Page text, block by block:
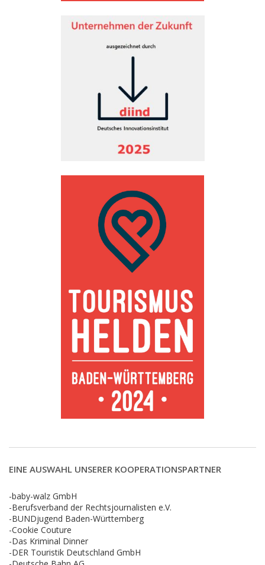
EINE AUSWAHL UNSERER KOOPERATIONSPARTNER
-baby-walz GmbH
-Berufsverband der Rechtsjournalisten e.V.
-BUNDjugend Baden-Württemberg
-Cookie Couture
-Das Kriminal Dinner
-DER Touristik Deutschland GmbH